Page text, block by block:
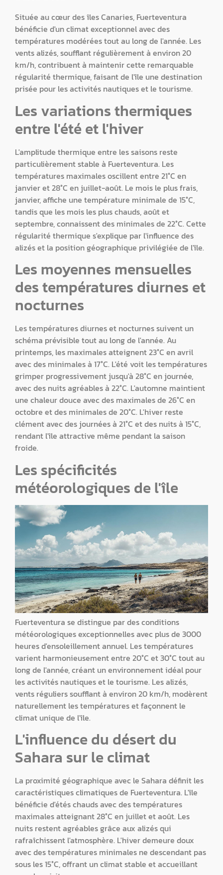
Située au cœur des îles Canaries, Fuerteventura
bénéficie d'un climat exceptionnel avec des
températures modérées tout au long de l'année. Les
vents alizés, soufflant régulièrement à environ 20
km/h, contribuent à maintenir cette remarquable
régularité thermique, faisant de l'île une destination
prisée pour les activités nautiques et le tourisme.
Les variations thermiques
entre l'été et l'hiver
L'amplitude thermique entre les saisons reste
particulièrement stable à Fuerteventura. Les
températures maximales oscillent entre 21°C en
janvier et 28°C en juillet-août. Le mois le plus frais,
janvier, affiche une température minimale de 15°C,
tandis que les mois les plus chauds, août et
septembre, connaissent des minimales de 22°C. Cette
régularité thermique s'explique par l'influence des
alizés et la position géographique privilégiée de l'île.
Les moyennes mensuelles
des températures diurnes et
nocturnes
Les températures diurnes et nocturnes suivent un
schéma prévisible tout au long de l'année. Au
printemps, les maximales atteignent 23°C en avril
avec des minimales à 17°C. L'été voit les températures
grimper progressivement jusqu'à 28°C en journée,
avec des nuits agréables à 22°C. L'automne maintient
une chaleur douce avec des maximales de 26°C en
octobre et des minimales de 20°C. L'hiver reste
clément avec des journées à 21°C et des nuits à 15°C,
rendant l'île attractive même pendant la saison
froide.
Les spécificités
météorologiques de l'île
Fuerteventura se distingue par des conditions
météorologiques exceptionnelles avec plus de 3000
heures d'ensoleillement annuel. Les températures
varient harmonieusement entre 20°C et 30°C tout au
long de l'année, créant un environnement idéal pour
les activités nautiques et le tourisme. Les alizés,
vents réguliers soufflant à environ 20 km/h, modèrent
naturellement les températures et façonnent le
climat unique de l'île.
L'influence du désert du
Sahara sur le climat
La proximité géographique avec le Sahara définit les
caractéristiques climatiques de Fuerteventura. L'île
bénéficie d'étés chauds avec des températures
maximales atteignant 28°C en juillet et août. Les
nuits restent agréables grâce aux alizés qui
rafraîchissent l'atmosphère. L'hiver demeure doux
avec des températures minimales ne descendant pas
sous les 15°C, offrant un climat stable et accueillant